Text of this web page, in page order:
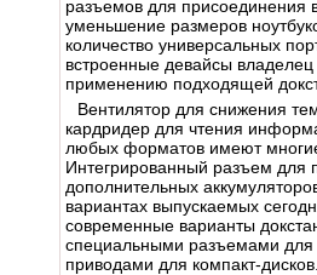
разъемов для присоединения
уменьшение размеров
количество универсальных
встроенные девайсы владелец
применению подходящей
Вентилятор для снижения
кардридер для чтения
любых форматов имеют многие
Интегрированный разъем для
дополнительных
вариантах выпускаемых
современные варианты
специальными разъемами для
приводами для компакт-дисков.